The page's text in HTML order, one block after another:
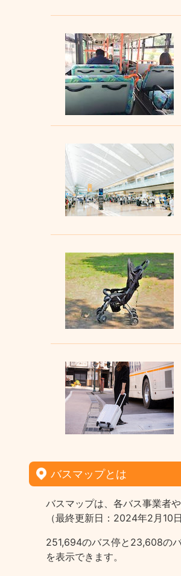
バスマップとは
バスマップは、各バス事業者
（最終更新日：2024年2月10日
251,694のバス停と23,608の
を表示できます。